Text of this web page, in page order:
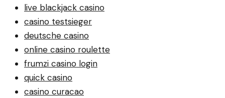
live blackjack casino
casino testsieger
deutsche casino
online casino roulette
frumzi casino login
quick casino
casino curacao